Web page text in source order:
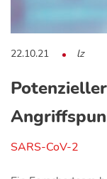
22.10.21 lz
SARS-CoV-2